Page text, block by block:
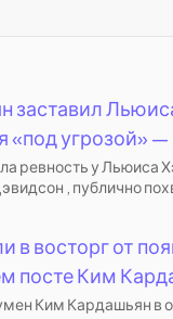
заставил
«под угрозой»
ревность у Льюиса
, публично
восторг от
посте Ким
Ким Кардашьян в